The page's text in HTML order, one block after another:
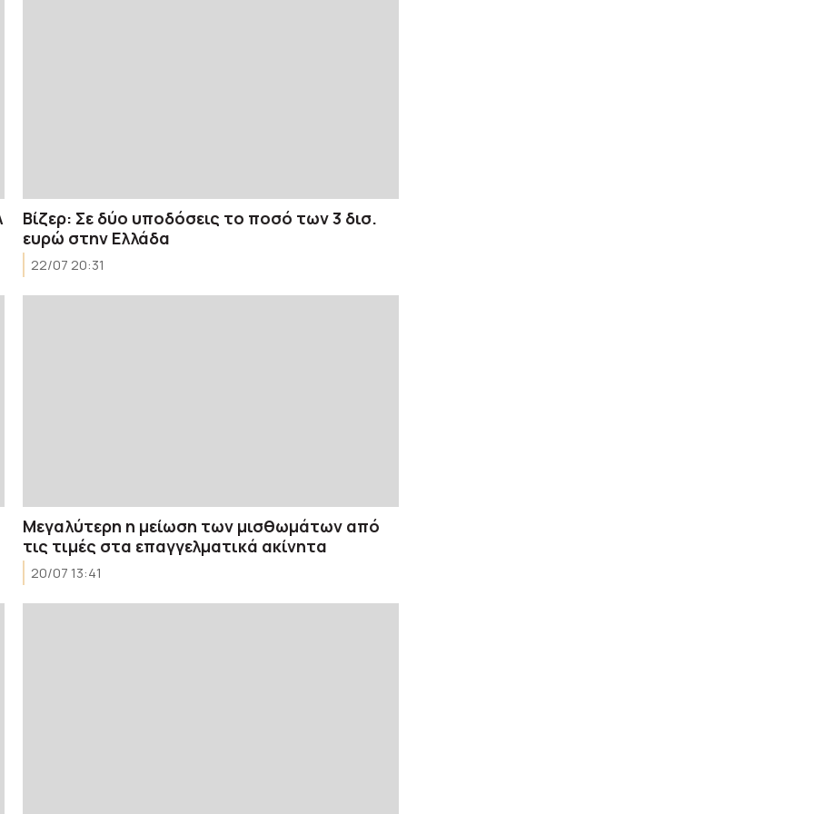
Βίζερ: Σε δύο υποδόσεις το ποσό των 3 δισ.
ευρώ στην Ελλάδα
22/07 20:31
Μεγαλύτερη η μείωση των μισθωμάτων από
τις τιμές στα επαγγελματικά ακίνητα
20/07 13:41